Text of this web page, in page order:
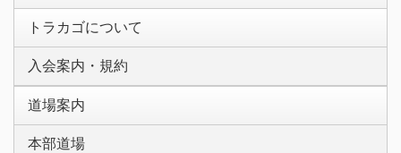
トラカゴについて
入会案内・規約
道場案内
本部道場